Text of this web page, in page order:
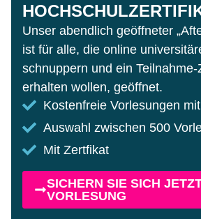
Unser abendlich geöffneter
ist für alle, die online
schnuppern und ein
erhalten wollen, geöffnet.
Kostenfreie Vorlesungen
Auswahl zwischen 500
Mit Zertfikat
SICHERN SIE SICH
VORLESUNG